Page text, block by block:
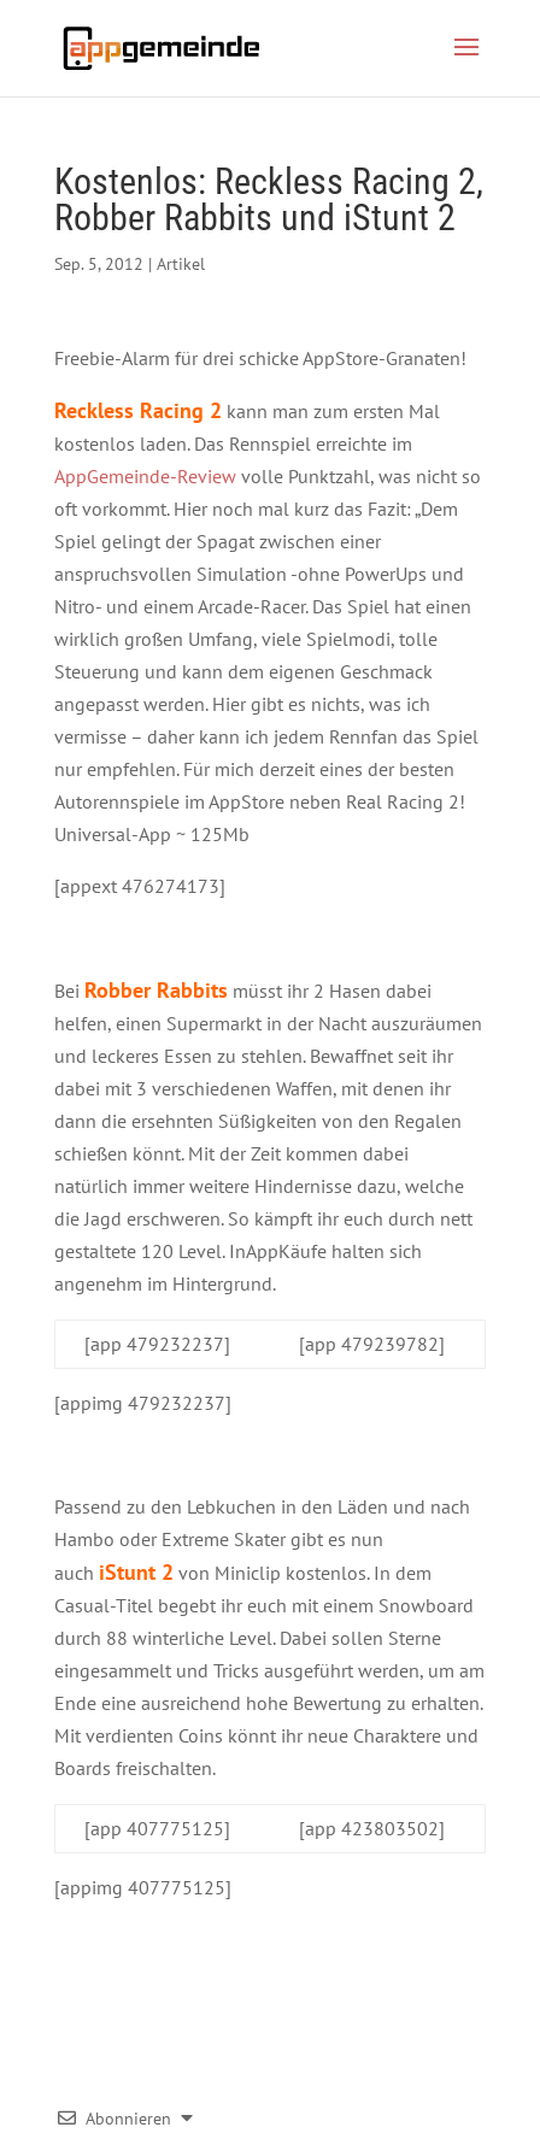
Kostenlos: Reckless Racing 2,
Robber Rabbits und iStunt 2
Sep. 5, 2012 | Artikel
Freebie-Alarm für drei schicke AppStore-Granaten!
Reckless Racing 2 kann man zum ersten Mal
kostenlos laden. Das Rennspiel erreichte im
AppGemeinde-Reviewvolle Punktzahl, was nicht so
oft vorkommt. Hier noch mal kurz das Fazit: „Dem
Spiel gelingt der Spagat zwischen einer
anspruchsvollen Simulation -ohne PowerUps und
Nitro- und einem Arcade-Racer. Das Spiel hat einen
wirklich großen Umfang, viele Spielmodi, tolle
Steuerung und kann dem eigenen Geschmack
angepasst werden. Hier gibt es nichts, was ich
vermisse – daher kann ich jedem Rennfan das Spiel
nur empfehlen. Für mich derzeit eines der besten
Autorennspiele im AppStore neben Real Racing 2!
Universal-App ~ 125Mb
[appext 476274173]
Bei Robber Rabbits müsst ihr 2 Hasen dabei
helfen, einen Supermarkt in der Nacht auszuräumen
und leckeres Essen zu stehlen. Bewaffnet seit ihr
dabei mit 3 verschiedenen Waffen, mit denen ihr
dann die ersehnten Süßigkeiten von den Regalen
schießen könnt. Mit der Zeit kommen dabei
natürlich immer weitere Hindernisse dazu, welche
die Jagd erschweren. So kämpft ihr euch durch nett
gestaltete 120 Level. InAppKäufe halten sich
angenehm im Hintergrund.
[app 479232237] [app 479239782]
[appimg 479232237]
Passend zu den Lebkuchen in den Läden und nach
Hambo oder Extreme Skater gibt es nun
auch iStunt 2 von Miniclip kostenlos. In dem
Casual-Titel begebt ihr euch mit einem Snowboard
durch 88 winterliche Level. Dabei sollen Sterne
eingesammelt und Tricks ausgeführt werden, um am
Ende eine ausreichend hohe Bewertung zu erhalten.
Mit verdienten Coins könnt ihr neue Charaktere und
Boards freischalten.
[app 407775125] [app 423803502]
[appimg 407775125]
Abonnieren